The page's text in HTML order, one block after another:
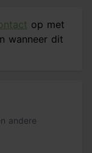
op met
wanneer dit
andere